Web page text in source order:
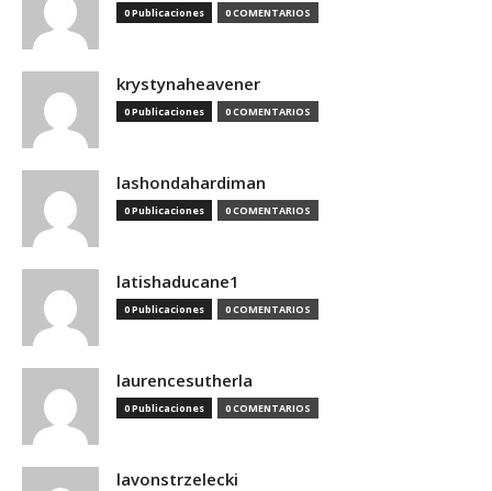
0 Publicaciones 0 COMENTARIOS
krystynaheavener
0 Publicaciones 0 COMENTARIOS
lashondahardiman
0 Publicaciones 0 COMENTARIOS
latishaducane1
0 Publicaciones 0 COMENTARIOS
laurencesutherla
0 Publicaciones 0 COMENTARIOS
lavonstrzelecki